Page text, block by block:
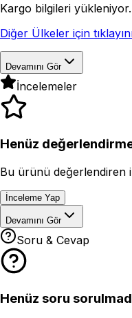
Kargo bilgileri
Diğer Ülkeler için
Devamını Gör
İncelemeler
Henüz
Bu ürünü değerlendiren
İnceleme Yap
Devamını Gör
Soru & Cevap
Henüz soru